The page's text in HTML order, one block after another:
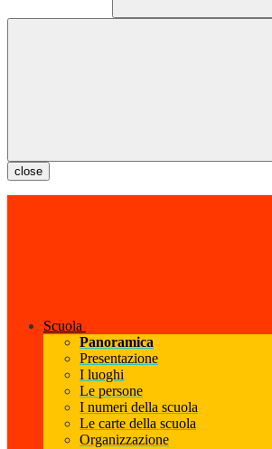
close
Scuola
Panoramica
Presentazione
I luoghi
Le persone
I numeri della scuola
Le carte della scuola
Organizzazione